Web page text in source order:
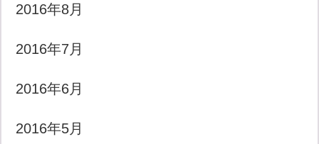
2016年8月
2016年7月
2016年6月
2016年5月